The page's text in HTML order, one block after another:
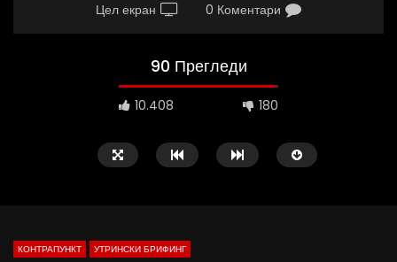
Цел екран 0 Коментари
90 Прегледи
10.408 180
КОНТРАПУНКТ УТРИНСКИ БРИФИНГ